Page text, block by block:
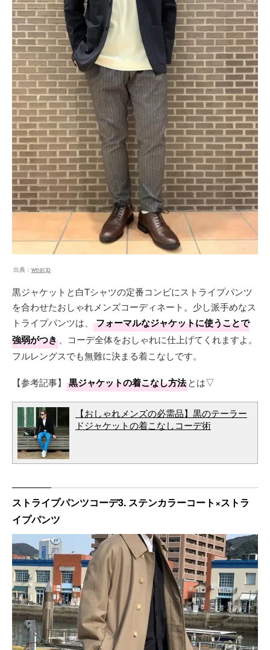
出典： wear.jp
黒ジャケットと白Tシャツの定番コンビにストライプパンツ
を合わせたおしゃれメンズコーディネート。少し派手めなス
トライプパンツは、
フォーマルなジャケットに使うことで
強弱がつき 、コーデ全体をおしゃれに仕上げてくれますよ。
フルレングスでも無難に決まる着こなしです。
【参考記事】 黒ジャケットの着こなし方法とは▽
【おしゃれメンズの必需品】黒のテーラー
ドジャケットの着こなしコーデ術
ストライプパンツコーデ3. ステンカラーコート×ストラ
イプパンツ